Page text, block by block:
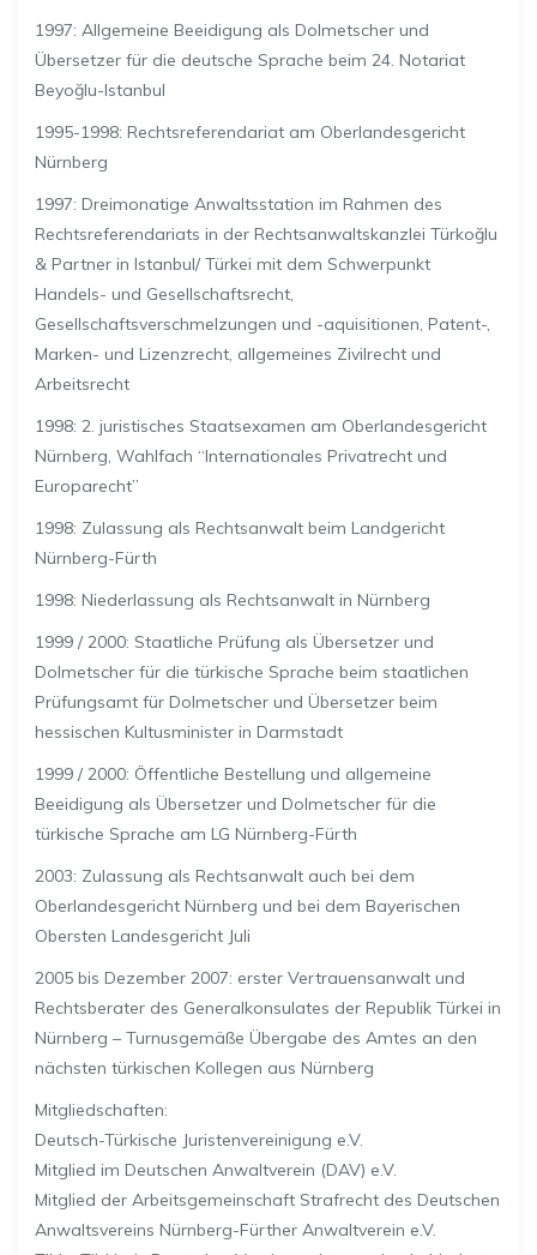
1997: Allgemeine Beeidigung als Dolmetscher und
Übersetzer für die deutsche Sprache beim 24. Notariat
Beyoğlu-Istanbul
1995-1998: Rechtsreferendariat am Oberlandesgericht
Nürnberg
1997: Dreimonatige Anwaltsstation im Rahmen des
Rechtsreferendariats in der Rechtsanwaltskanzlei Türkoğlu
& Partner in Istanbul/ Türkei mit dem Schwerpunkt
Handels- und Gesellschaftsrecht,
Gesellschaftsverschmelzungen und -aquisitionen, Patent-,
Marken- und Lizenzrecht, allgemeines Zivilrecht und
Arbeitsrecht
1998: 2. juristisches Staatsexamen am Oberlandesgericht
Nürnberg, Wahlfach “Internationales Privatrecht und
Europarecht”
1998: Zulassung als Rechtsanwalt beim Landgericht
Nürnberg-Fürth
1998: Niederlassung als Rechtsanwalt in Nürnberg
1999 / 2000: Staatliche Prüfung als Übersetzer und
Dolmetscher für die türkische Sprache beim staatlichen
Prüfungsamt für Dolmetscher und Übersetzer beim
hessischen Kultusminister in Darmstadt
1999 / 2000: Öffentliche Bestellung und allgemeine
Beeidigung als Übersetzer und Dolmetscher für die
türkische Sprache am LG Nürnberg-Fürth
2003: Zulassung als Rechtsanwalt auch bei dem
Oberlandesgericht Nürnberg und bei dem Bayerischen
Obersten Landesgericht Juli
2005 bis Dezember 2007: erster Vertrauensanwalt und
Rechtsberater des Generalkonsulates der Republik Türkei in
Nürnberg – Turnusgemäße Übergabe des Amtes an den
nächsten türkischen Kollegen aus Nürnberg
Mitgliedschaften:
Deutsch-Türkische Juristenvereinigung e.V.
Mitglied im Deutschen Anwaltverein (DAV) e.V.
Mitglied der Arbeitsgemeinschaft Strafrecht des Deutschen
Anwaltsvereins Nürnberg-Fürther Anwaltverein e.V.